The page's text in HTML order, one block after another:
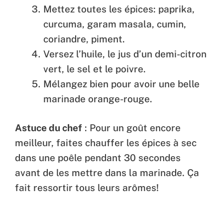
Mettez toutes les épices: paprika,
curcuma, garam masala, cumin,
coriandre, piment.
Versez l’huile, le jus d’un demi-citron
vert, le sel et le poivre.
Mélangez bien pour avoir une belle
marinade orange-rouge.
Astuce du chef : Pour un goût encore
meilleur, faites chauffer les épices à sec
dans une poêle pendant 30 secondes
avant de les mettre dans la marinade. Ça
fait ressortir tous leurs arômes!